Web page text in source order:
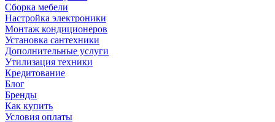
Сборка мебели
Настройка электроники
Монтаж кондиционеров
Установка сантехники
Дополнительные услуги
Утилизация техники
Кредитование
Блог
Бренды
Как купить
Условия оплаты